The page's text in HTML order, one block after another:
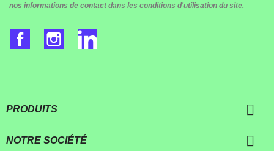
nos informations de contact dans les conditions d'utilisation du site.
FacebookInstagram
PRODUITS 
NOTRE SOCIÉTÉ 